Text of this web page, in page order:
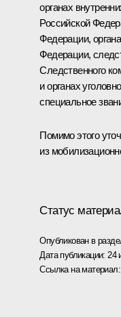
органах
Российской
Федерации,
Федерации,
Следственного
и органах
специальное
Помимо этого
из
Статус
Опубликован в
Дата публикации: 24
Ссылка на материал: